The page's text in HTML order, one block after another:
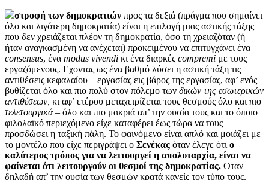
στροφή των δημοκρατιών προς τα δεξιά (πράγμα που σημαίνει
όλο και λιγότερη δημοκρατία) είναι η επιλογή μιας αστικής τάξης
που δεν χρειάζεται πλέον τη δημοκρατία, όσο τη χρειαζόταν (ή
ήταν αναγκασμένη να ανέχεται) προκειμένου να επιτυγχάνει ένα
consensus, ένα modus vivendi κι ένα διαρκές compremi με τους
εργαζόμενους. Εχοντας ως ένα βαθμό λύσει η αστική τάξη τις
αντιθέσεις κεφαλαίου – εργασίας εις βάρος της εργασίας, αφ’ ενός
βυθίζεται όλο και πιο πολύ στον πόλεμο των δικών της εσωτερικών
αντιθέσεων, κι αφ’ ετέρου μεταχειρίζεται τους θεσμούς όλο και πιο
τελετουργικά– όλο και πιο μακριά απ’ την ουσία τους και το όποιο
φιλολαϊκό περιεχόμενο είχε καταφέρει έως τώρα να τους
προσδώσει η ταξική πάλη. Το φαινόμενο είναι απλό και μοιάζει με
το μοντέλο που είχε περιγράψει ο Σενέκας όταν έλεγε ότι ο
καλύτερος τρόπος για να λειτουργεί η απολυταρχία, είναι να
φαίνεται ότι λειτουργούν οι θεσμοί της δημοκρατίας. Οταν
δηλαδή απ’ την ουσία των θεσμών κρατά κανείς τον τύπο τους.